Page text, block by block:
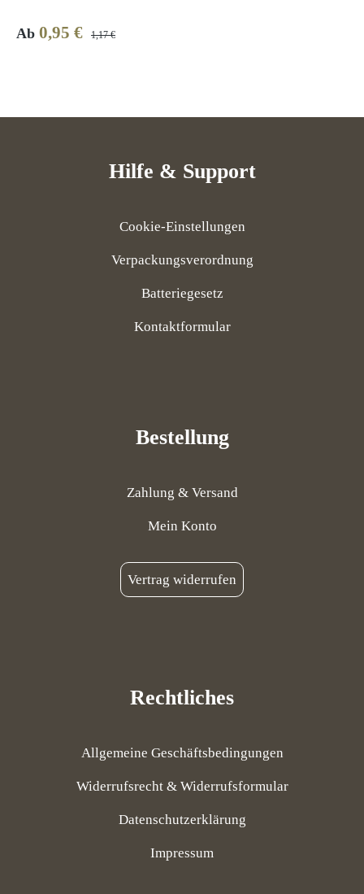
Verkaufspreis:
Ab 0,95 € Regulärer Preis:
1,17 €
Hilfe & Support
Cookie-Einstellungen
Verpackungsverordnung
Batteriegesetz
Kontaktformular
Bestellung
Zahlung & Versand
Mein Konto
Vertrag widerrufen
Rechtliches
Allgemeine Geschäftsbedingungen
Widerrufsrecht & Widerrufsformular
Datenschutzerklärung
Impressum